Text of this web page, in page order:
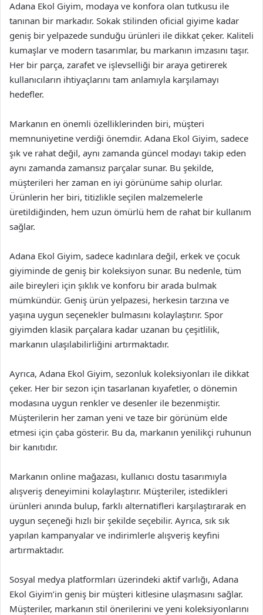
Adana Ekol Giyim, modaya ve konfora olan tutkusu ile
tanınan bir markadır. Sokak stilinden oficial giyime kadar
geniş bir yelpazede sunduğu ürünleri ile dikkat çeker. Kaliteli
kumaşlar ve modern tasarımlar, bu markanın imzasını taşır.
Her bir parça, zarafet ve işlevselliği bir araya getirerek
kullanıcıların ihtiyaçlarını tam anlamıyla karşılamayı
hedefler.
Markanın en önemli özelliklerinden biri, müşteri
memnuniyetine verdiği önemdir. Adana Ekol Giyim, sadece
şık ve rahat değil, aynı zamanda güncel modayı takip eden
aynı zamanda zamansız parçalar sunar. Bu şekilde,
müşterileri her zaman en iyi görünüme sahip olurlar.
Ürünlerin her biri, titizlikle seçilen malzemelerle
üretildiğinden, hem uzun ömürlü hem de rahat bir kullanım
sağlar.
Adana Ekol Giyim, sadece kadınlara değil, erkek ve çocuk
giyiminde de geniş bir koleksiyon sunar. Bu nedenle, tüm
aile bireyleri için şıklık ve konforu bir arada bulmak
mümkündür. Geniş ürün yelpazesi, herkesin tarzına ve
yaşına uygun seçenekler bulmasını kolaylaştırır. Spor
giyimden klasik parçalara kadar uzanan bu çeşitlilik,
markanın ulaşılabilirliğini artırmaktadır.
Ayrıca, Adana Ekol Giyim, sezonluk koleksiyonları ile dikkat
çeker. Her bir sezon için tasarlanan kıyafetler, o dönemin
modasına uygun renkler ve desenler ile bezenmiştir.
Müşterilerin her zaman yeni ve taze bir görünüm elde
etmesi için çaba gösterir. Bu da, markanın yenilikçi ruhunun
bir kanıtıdır.
Markanın online mağazası, kullanıcı dostu tasarımıyla
alışveriş deneyimini kolaylaştırır. Müşteriler, istedikleri
ürünleri anında bulup, farklı alternatifleri karşılaştırarak en
uygun seçeneği hızlı bir şekilde seçebilir. Ayrıca, sık sık
yapılan kampanyalar ve indirimlerle alışveriş keyfini
artırmaktadır.
Sosyal medya platformları üzerindeki aktif varlığı, Adana
Ekol Giyim’in geniş bir müşteri kitlesine ulaşmasını sağlar.
Müşteriler, markanın stil önerilerini ve yeni koleksiyonlarını